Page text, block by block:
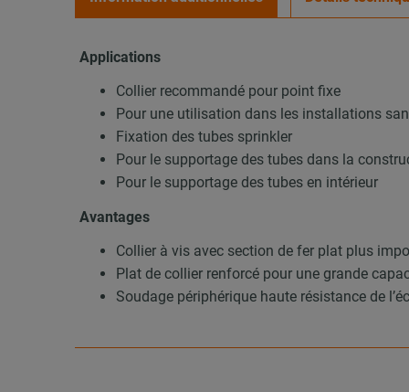
Applications
Collier recommandé pour point fixe
Pour une utilisation dans les installations
Fixation des tubes sprinkler
Pour le supportage des tubes dans la
Pour le supportage des tubes en intérieur
Avantages
Collier à vis avec section de fer plat plus
Plat de collier renforcé pour une grande
Soudage périphérique haute résistance de